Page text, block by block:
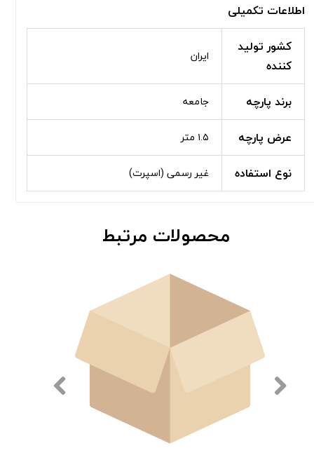
اطلاعات تکمیلی
کشور تولید
کننده
ایران
برند پارچه جامعه
عرض پارچه ۱.۵ متر
نوع استفاده غیر رسمی (اسپرت)
محصولات مرتبط